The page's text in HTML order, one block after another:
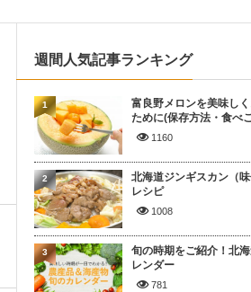
週間人気記事ランキング
富良野メロンを美味し
ために(保存方法・食べ
1160
1
北海道ジンギスカン（
レシピ
1008
2
旬の時期をご紹介！北
レンダー
781
3